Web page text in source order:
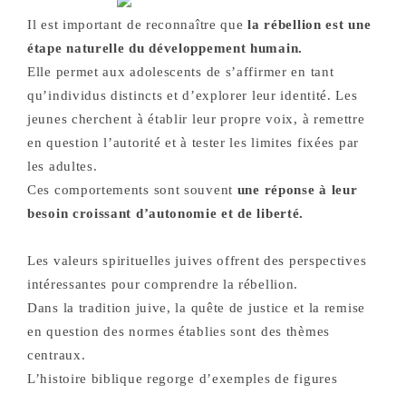
Il est important de reconnaître quela rébellion est une
étape naturelle du développement humain.
Elle permet aux adolescents de s’affirmer en tant
qu’individus distincts et d’explorer leur identité. Les
jeunes cherchent à établir leur propre voix, à remettre
en question l’autorité et à tester les limites fixées par
les adultes.
Ces comportements sont souvent une réponse à leur
besoin croissant d’autonomie et de liberté.
Les valeurs spirituelles juives offrent des perspectives
intéressantes pour comprendre la rébellion.
Dans la tradition juive, la quête de justice et la remise
en question des normes établies sont des thèmes
centraux.
L’histoire biblique regorge d’exemples de figures